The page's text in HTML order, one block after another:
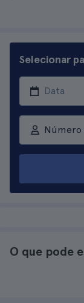
Selecionar
Número
O que pode